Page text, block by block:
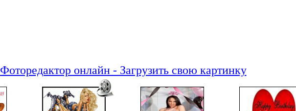
Фоторедактор онлайн - Загрузить свою картинку